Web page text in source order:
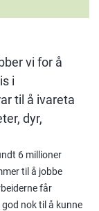
vi for å
i
til å ivareta
dyr,
6 millioner
til å jobbe
får
nok til å kunne